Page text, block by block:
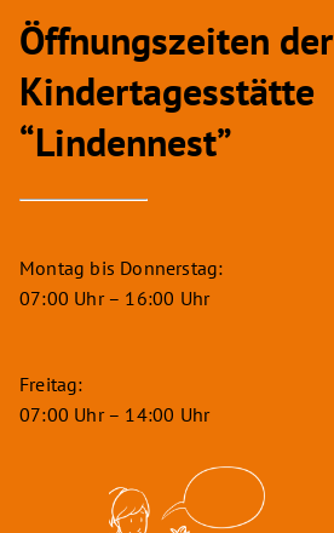
Öffnungszeiten der
Kindertagesstätte
“Lindennest”
Montag bis Donnerstag:
07:00 Uhr – 16:00 Uhr
Freitag:
07:00 Uhr – 14:00 Uhr